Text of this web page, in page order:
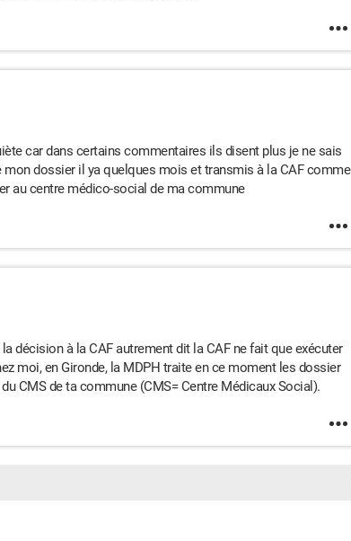
car dans certains commentaires ils disent plus je ne sais
mon dossier il ya quelques mois et transmis à la CAF comme
au centre médico-social de ma commune
décision à la CAF autrement dit la CAF ne fait que exécuter
moi, en Gironde, la MDPH traite en ce moment les dossier
CMS de ta commune (CMS= Centre Médicaux Social).